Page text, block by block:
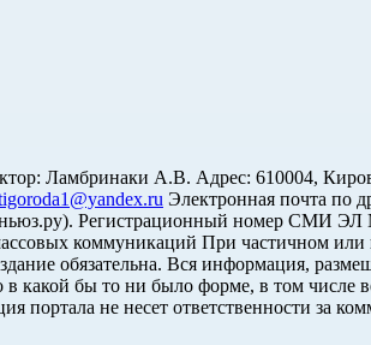
Ламбринаки А.В. Адрес: 610004,
Электронная почта по
Регистрационный номер СМИ ЭЛ
коммуникаций При частичном или
обязательна. Вся информация,
какой бы то ни было форме, в том числе
портала не несет ответственности за